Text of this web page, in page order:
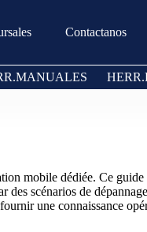
Contactanos
mobile dédiée. Ce
des scénarios de
une connaissance